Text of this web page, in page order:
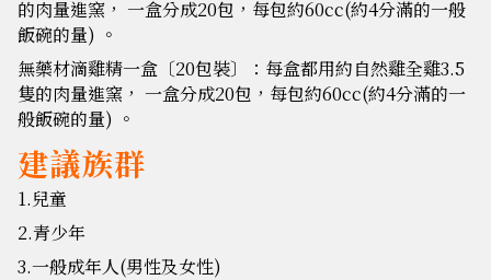
的肉量進窯， 一盒分成20包，每包約60cc(約4分滿的一般
飯碗的量) 。
無藥材滴雞精一盒〔20包裝〕：每盒都用約自然雞全雞3.5
隻的肉量進窯， 一盒分成20包，每包約60cc(約4分滿的一
般飯碗的量) 。
建議族群
1.兒童
2.青少年
3.一般成年人(男性及女性)